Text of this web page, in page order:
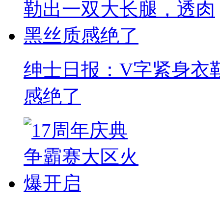
绅士日报：V字紧身衣
感绝了